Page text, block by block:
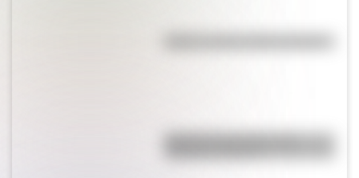
Bandera de Ecuador para